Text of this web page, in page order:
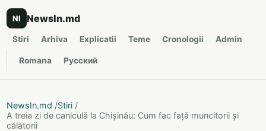
NI NewsIn.md
Stiri Arhiva Explicatii Teme Cronologii Admin
Romana Русский
NewsIn.md /Stiri /
A treia zi de caniculă la Chișinău: Cum fac față muncitorii și
călătorii